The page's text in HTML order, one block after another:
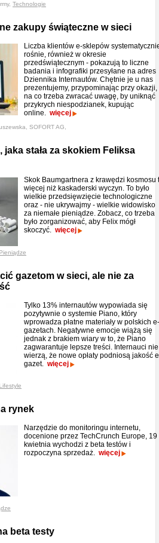
Technologie
zakupy świąteczne w sieci
Liczba klientów e-sklepów
rośnie, również w okresie
przedświątecznym - pokazują to liczne
badania i infografiki przesyłane na adres
Dziennika Internautów. Chętnie je u nas
prezentujemy, przypominając przy okazji,
na co trzeba zwracać uwagę, by uniknąć
przykrych niespodzianek, kupując
online. więcej
SOFORT AG,
stała za skokiem Feliksa
Skok Baumgartnera z krawędzi kosmosu
więcej niż kaskaderski wyczyn. To było
wielkie przedsięwzięcie technologiczne
oraz - nie ukrywajmy - wielkie widowisko
za niemałe pieniądze. Zobacz, co trzeba
było zorganizować, aby Felix mógł
skoczyć. więcej
Pieniądze
gazetom w sieci, ale nie za
Tylko 13% internautów wypowiada się
pozytywnie o systemie Piano, który
wprowadza płatne materiały w polskich e-
gazetach. Negatywne emocje wiążą się
jednak z brakiem wiary w to, że Piano
zagwarantuje lepsze treści. Internauci nie
wierzą, że nowe opłaty podniosą jakość
gazet. więcej
Lifestyle
rynek
Narzędzie do monitoringu internetu,
docenione przez TechCrunch Europe, 19
kwietnia wychodzi z beta testów i
rozpoczyna sprzedaż. więcej
beta testy